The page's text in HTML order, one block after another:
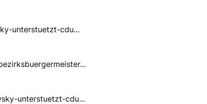
unterstuetzt-cdu...
unterstuetzt-cdu...